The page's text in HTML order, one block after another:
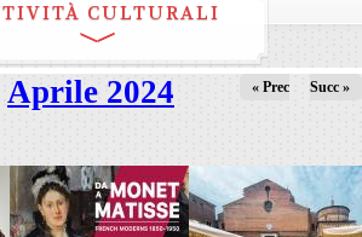
CULTURALI
Aprile 2024 « Prec Succ »